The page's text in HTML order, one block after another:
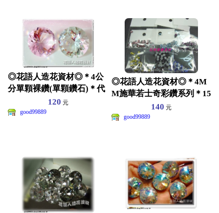
◎花語人造花資材◎＊4公
分單顆裸鑽(單顆鑽石)＊代
客刻字~求婚道具~婚
120 元
good99889
◎花語人造花資材◎＊4M
M施華若士奇彩鑽系列＊15
款平底~彩繪指甲~裝
140 元
good99889